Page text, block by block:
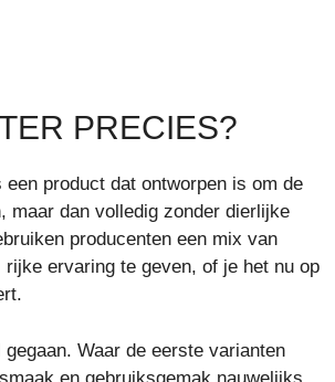
PRECIES?
product dat ontworpen is om de
maar dan volledig zonder dierlijke
producenten een mix van
ervaring te geven, of je het nu op
Waar de eerste varianten